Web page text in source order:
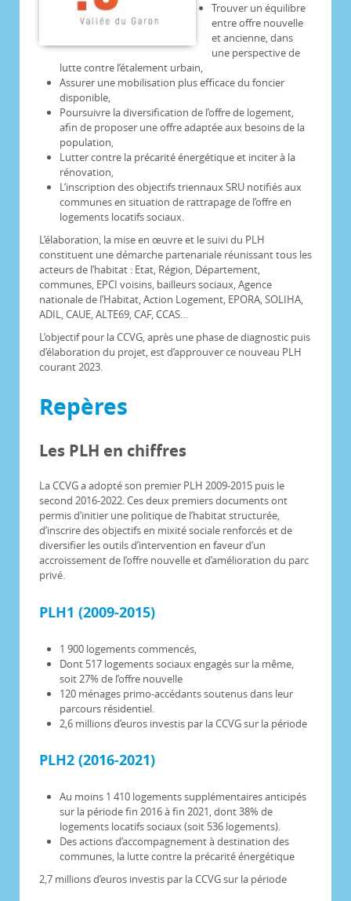
Trouver un équilibre
entre offre nouvelle
et ancienne, dans
une perspective de
lutte contre l’étalement urbain,
Assurer une mobilisation plus efficace du foncier
disponible,
Poursuivre la diversification de l’offre de logement,
afin de proposer une offre adaptée aux besoins de la
population,
Lutter contre la précarité énergétique et inciter à la
rénovation,
L’inscription des objectifs triennaux SRU notifiés aux
communes en situation de rattrapage de l’offre en
logements locatifs sociaux.
L’élaboration, la mise en œuvre et le suivi du PLH
constituent une démarche partenariale réunissant tous les
acteurs de l’habitat : Etat, Région, Département,
communes, EPCI voisins, bailleurs sociaux, Agence
nationale de l’Habitat, Action Logement, EPORA, SOLIHA,
ADIL, CAUE, ALTE69, CAF, CCAS…
L’objectif pour la CCVG, après une phase de diagnostic puis
d’élaboration du projet, est d’approuver ce nouveau PLH
courant 2023.
Repères
Les PLH en chiffres
La CCVG a adopté son premier PLH 2009-2015 puis le
second 2016-2022. Ces deux premiers documents ont
permis d’initier une politique de l’habitat structurée,
d’inscrire des objectifs en mixité sociale renforcés et de
diversifier les outils d’intervention en faveur d’un
accroissement de l’offre nouvelle et d’amélioration du parc
privé.
PLH1 (2009-2015)
1 900 logements commencés,
Dont 517 logements sociaux engagés sur la même,
soit 27% de l’offre nouvelle
120 ménages primo-accédants soutenus dans leur
parcours résidentiel.
2,6 millions d’euros investis par la CCVG sur la période
PLH2 (2016-2021)
Au moins 1 410 logements supplémentaires anticipés
sur la période fin 2016 à fin 2021, dont 38% de
logements locatifs sociaux (soit 536 logements).
Des actions d’accompagnement à destination des
communes, la lutte contre la précarité énergétique
2,7 millions d’euros investis par la CCVG sur la période